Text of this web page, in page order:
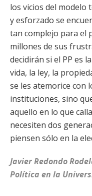
los vicios del
y esforzado se
tan complejo para el
millones de sus
decidirán si el PP es
vida, la ley, la
se les atemorice con
instituciones, sino
aquello en lo que
necesiten dos
piensen sólo en la
Javier Redondo
Política en la